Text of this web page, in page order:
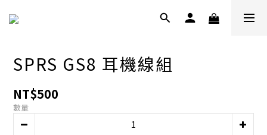
SPRS GS8 耳機線組
NT$500
數量